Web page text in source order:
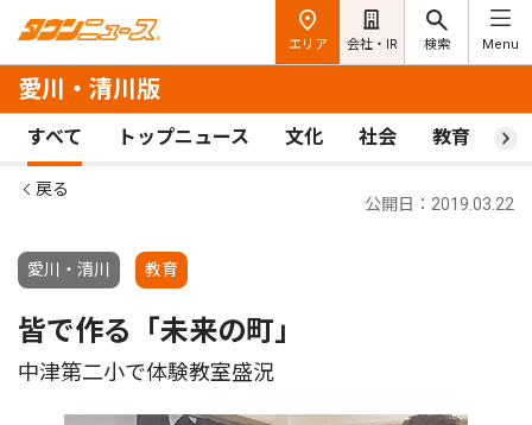
エリア 会社・IR 検索 Menu
愛川・清川版
すべて トップニュース 文化 社会 教育 ス
戻る
愛川・清川 教育
公開日：2019.03.22
皆で作る「未来の町」
中津第二小で体験教室盛況